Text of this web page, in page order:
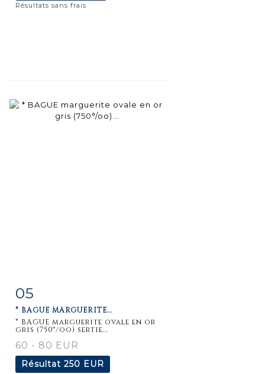
Résultats sans frais
détaillée
05
* BAGUE MARGUERITE...
* BAGUE marguerite ovale en or
gris (750°/oo) sertie...
60 - 80 EUR
Résultat 250 EUR